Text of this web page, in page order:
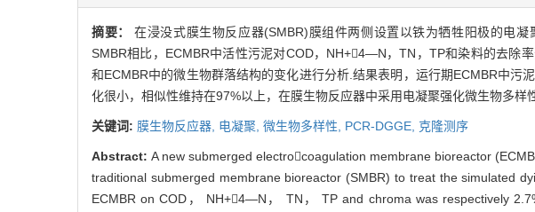
摘要：在浸没式膜生物反应器(SMBR)膜组件两侧设置以铁为牺牲阳极的电
SMBR相比，ECMBR中活性污泥对COD，NH+4—N，TN，TP和染料的去除
和ECMBR中的微生物群落结构的变化进行分析.结果表明，运行期ECMBR中污
化很小，相似性维持在97%以上，在膜生物反应器中采用电凝聚强化微生物多样
关键词: 膜生物反应器, 电凝聚, 微生物多样性, PCR-DGGE, 克隆测序
Abstract:A new submerged electrocoagulation membrane bioreactor
traditional submerged membrane bioreactor (SMBR) to treat the simulated
ECMBR on COD， NH+4—N， TN， TP and chroma was respectively